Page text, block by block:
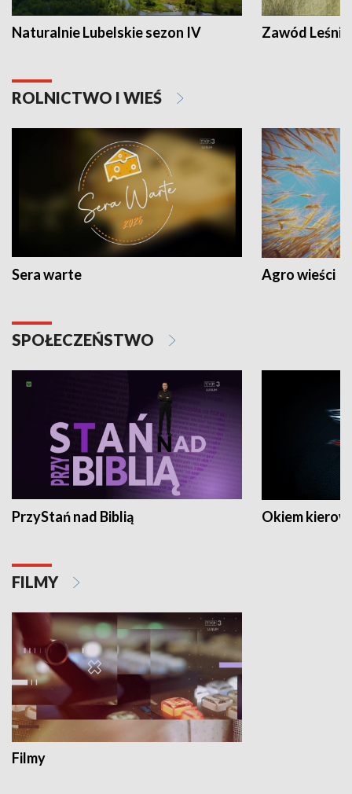
Naturalnie Lubelskie sezon IV Zawód Leśnik
ROLNICTWO I WIEŚ
Sera warte Agro wieści
SPOŁECZEŃSTWO
PrzyStań nad Biblią Okiem
FILMY
Filmy